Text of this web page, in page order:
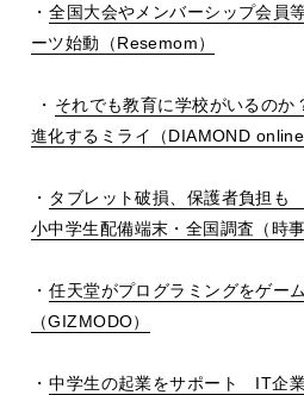
・全国大会やメンバーシップ会員
ーツ始動（Resemom）
・ それでも教育に学校がいるのか
進化するミライ（DIAMOND online
・ タブレット破損、保護者負担
小中学生配備端末・全国調査（時
・任天堂がプログラミングをゲー
（GIZMODO）
・中学生の起業をサポート IT企